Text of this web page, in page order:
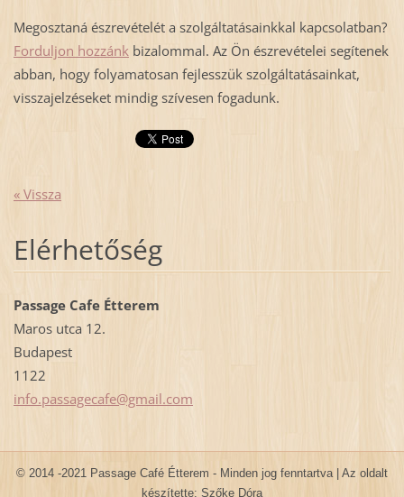
Megosztaná észrevételét a szolgáltatásainkkal kapcsolatban?
Forduljon hozzánkbizalommal. Az Ön észrevételei segítenek
abban, hogy folyamatosan fejlesszük szolgáltatásainkat,
visszajelzéseket mindig szívesen fogadunk.
« Vissza
Elérhetőség
Passage Cafe Étterem
Maros utca 12.
Budapest
1122
info.passagecafe@gmail.com
© 2014 -2021 Passage Café Étterem - Minden jog fenntartva | Az oldalt
készítette: Szőke Dóra